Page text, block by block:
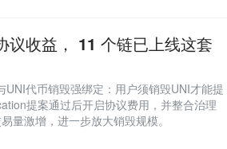
收益， 11 个链已上线这套
UNI代币销毁强绑定：用户须销毁UNI才能提
提案通过后开启协议费用，并整合治理
量激增，进一步放大销毁规模。